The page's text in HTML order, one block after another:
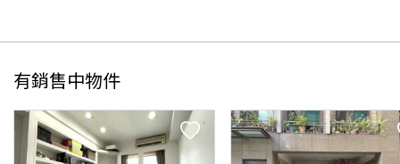
有銷售中物件